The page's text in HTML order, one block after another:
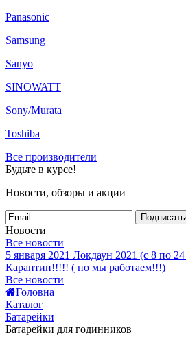
Panasonic
Samsung
Sanyo
SINOWATT
Sony/Murata
Toshiba
Все производители
Будьте в курсе!
Новости, обзоры и акции
Новости
Все новости
5 января 2021 Локдаун 2021 (с 8 по 24
Карантин!!!!! ( но мы работаем!!!)
Все новости
Головна
Каталог
Батарейки
Батарейки для годинников